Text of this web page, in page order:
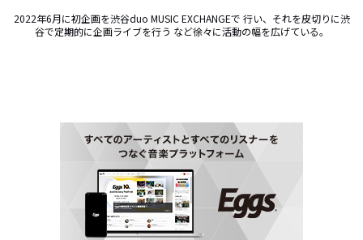
2022年6月に初企画を渋谷duo MUSIC EXCHANGEで 行い、それを皮切りに渋
谷で定期的に企画ライブを行う など徐々に活動の幅を広げている。